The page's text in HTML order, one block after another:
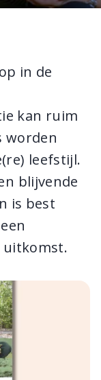
in de
kan ruim
worden
leefstijl.
blijvende
is best
uitkomst.